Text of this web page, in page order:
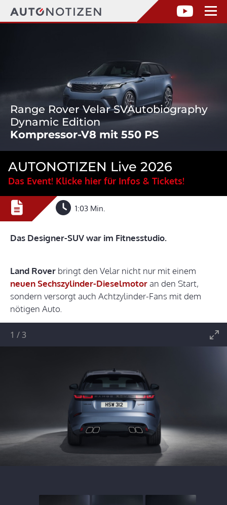
Range Rover Velar SVAutobiography
Dynamic Edition
Kompressor-V8 mit 550 PS
AUTONOTIZEN Live 2026
Das Event! Klicke hier für Infos & Tickets!
1:03 Min.
Das Designer-SUV war im Fitnesstudio.
Land Rover bringt den Velar nicht nur mit einem
neuen Sechszylinder-Dieselmotoran den Start,
sondern versorgt auch Achtzylinder-Fans mit dem
nötigen Auto.
1 /3